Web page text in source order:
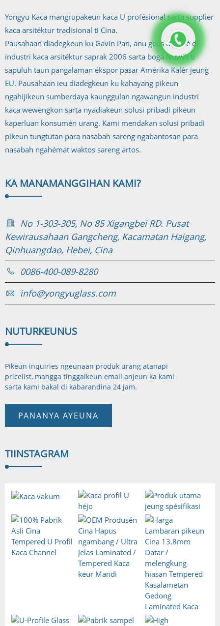
Yongyu Kaca mangrupakeun kaca U profésional sarta supplier
kaca arsitéktur tradisional ti Cina.
Pausahaan diadegkeun ku Gavin Pan, anu geus digawé di
industri kaca arsitéktur saprak 2006 sarta boga leuwih ti
sapuluh taun pangalaman ékspor pasar Amérika Kalér jeung
EU. Pausahaan ieu diadegkeun ku kahayang pikeun
ngahijikeun sumberdaya kaunggulan ngawangun industri
kaca wewengkon sarta nyadiakeun solusi pribadi pikeun
kaperluan konsumén urang. Kami mendakan solusi pribadi
pikeun tungtutan para nasabah sareng ngabantosan para
nasabah ngahémat waktos sareng artos.
KA MANAMANGGIHAN KAMI?
No 1-303-305, No 85 Xigangbei RD. Pusat
Kewirausahaan Gangcheng, Kacamatan Haigang,
Qinhuangdao, Hebei, Cina
0086-400-089-8280
info@yongyuglass.com
NUTURKEUNUS
Pikeun inquiries ngeunaan produk urang atanapi
pricelist, mangga tinggalkeun email anjeun ka kami
sarta kami bakal di kabarandina 24 jam.
PANANYA AYEUNA
TIINSTAGRAM